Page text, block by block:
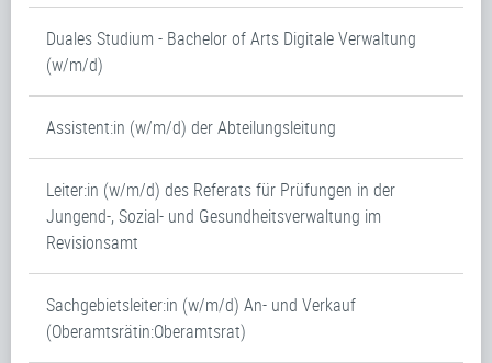
Duales Studium - Bachelor of Arts Digitale Verwaltung
(w/m/d)
Assistent:in (w/m/d) der Abteilungsleitung
Leiter:in (w/m/d) des Referats für Prüfungen in der
Jungend-, Sozial- und Gesundheitsverwaltung im
Revisionsamt
Sachgebietsleiter:in (w/m/d) An- und Verkauf
(Oberamtsrätin:Oberamtsrat)